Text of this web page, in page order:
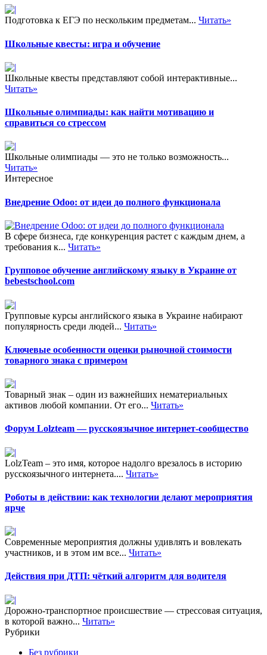
Подготовка к ЕГЭ по нескольким предметам... Читать»
Школьные квесты: игра и обучение
Школьные квесты представляют собой интерактивные...
Читать»
Школьные олимпиады: как найти мотивацию и
справиться со стрессом
Школьные олимпиады — это не только возможность...
Читать»
Интересное
Внедрение Odoo: от идеи до полного функционала
В сфере бизнеса, где конкуренция растет с каждым днем, а
требования к... Читать»
Групповое обучение английскому языку в Украине от
bebestschool.com
Групповые курсы английского языка в Украине набирают
популярность среди людей... Читать»
Ключевые особенности оценки рыночной стоимости
товарного знака с примером
Товарный знак – один из важнейших нематериальных
активов любой компании. От его... Читать»
Форум Lolzteam — русскоязычное интернет-сообщество
LolzTeam – это имя, которое надолго врезалось в историю
русскоязычного интернета.... Читать»
Роботы в действии: как технологии делают мероприятия
ярче
Современные мероприятия должны удивлять и вовлекать
участников, и в этом им все... Читать»
Действия при ДТП: чёткий алгоритм для водителя
Дорожно-транспортное происшествие — стрессовая ситуация,
в которой важно... Читать»
Рубрики
Без рубрики